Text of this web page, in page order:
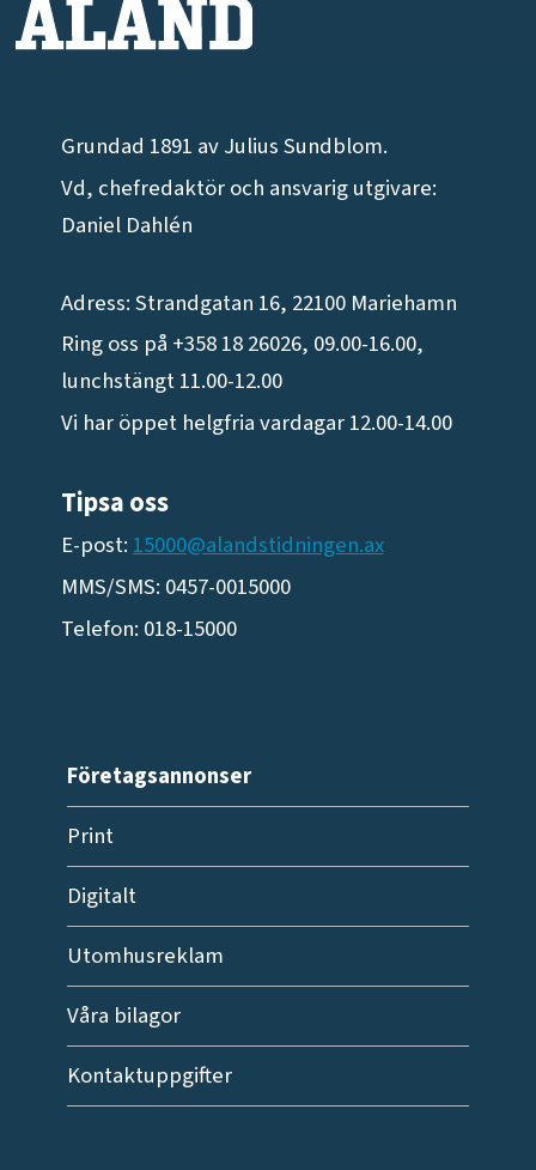
Grundad 1891 av Julius Sundblom.
Vd, chefredaktör och ansvarig utgivare:
Daniel Dahlén
Adress: Strandgatan 16, 22100 Mariehamn
Ring oss på +358 18 26026, 09.00-16.00,
lunchstängt 11.00-12.00
Vi har öppet helgfria vardagar 12.00-14.00
Tipsa oss
E-post:15000@alandstidningen.ax
MMS/SMS: 0457-0015000
Telefon: 018-15000
Företagsannonser
Print
Digitalt
Utomhusreklam
Våra bilagor
Kontaktuppgifter